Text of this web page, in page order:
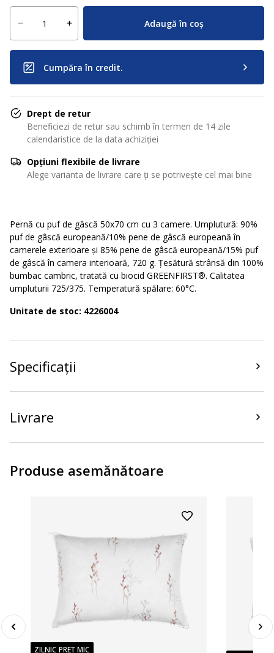
Adaugă în coș
Cumpăra în credit.
Drept de retur
Beneficiezi de retur sau schimb în termen de 14 zile
calendaristice de la data achiziției
Opțiuni flexibile de livrare
Alege varianta de livrare care ți se potrivește cel mai bine
Pernă cu puf de gâscă 50x70 cm cu 3 camere. Umplutură: 90%
puf de gâscă europeană/10% pene de gâscă europeană în
camerele exterioare și 85% pene de gâscă europeană/15% puf
de gâscă în camera interioară, 720 g. Țesătură strânsă din 100%
bumbac cambric, tratată cu biocid GREENFIRST®. Calitatea
umpluturii 725/375. Temperatură spălare: 60°C.
Unitate de stoc: 4226004
Specificații
Livrare
Produse asemănătoare
ZILNIC PREȚ MIC